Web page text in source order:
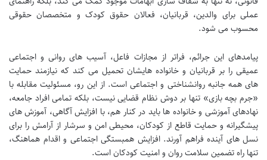
عملی برای والدین، قربانیان، فعالان حقوق کودک و متخصصان حقوقی
محسوب می شود.
پیامدهای این جرائم، فراتر از مجازات فاعل، آسیب های روانی و اجتماعی
عمیقی را بر قربانیان و خانواده هایشان تحمیل می کند که نیازمند حمایت
های همه جانبه روانشناختی و اجتماعی است. از این رو، مسئولیت مقابله با
«جرم بچه بازی» تنها بر دوش نظام قضایی نیست، بلکه تمامی افراد جامعه،
نهادهای آموزشی و خانواده ها باید در کنار هم، با افزایش آگاهی، آموزش های
پیشگیرانه و حمایت قاطع از کودکان، محیطی امن و سرشار از آرامش را برای
نسل های آینده فراهم آورند. افزایش همبستگی اجتماعی و اقدام هماهنگ،
تنها راه تضمین سلامت روان و امنیت کودکان است.